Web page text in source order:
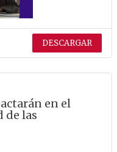
DESCARGAR
en el
de las